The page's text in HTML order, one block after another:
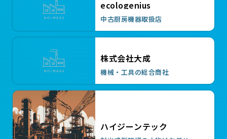
￥300,000
【要商談】無線アンドンシステム
￥90,000
ソネット君 スリム型送信機 工場仕様
￥9,500
ソネット君 スリム型送信機 外部接点
中古厨房機器取扱店
ecologenius
機械・工具の総合商社
株式会社大成
ハイジーンテック